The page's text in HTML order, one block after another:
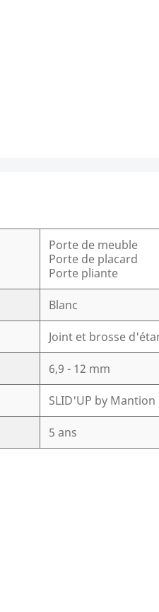
Porte de meuble
Porte de placard
Porte pliante
Blanc
Joint et brosse
6,9 - 12 mm
SLID'UP by Mantion
5 ans